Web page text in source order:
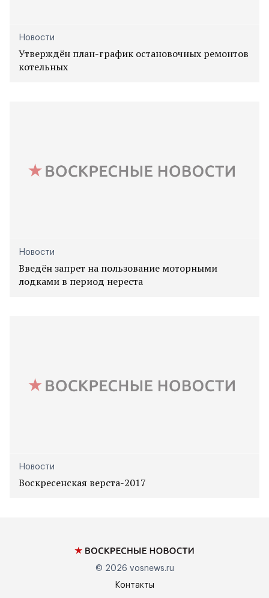
Новости
Утверждён план-график остановочных ремонтов
котельных
Новости
Введён запрет на пользование моторными
лодками в период нереста
Новости
Воскресенская верста-2017
© 2026 vosnews.ru
Контакты